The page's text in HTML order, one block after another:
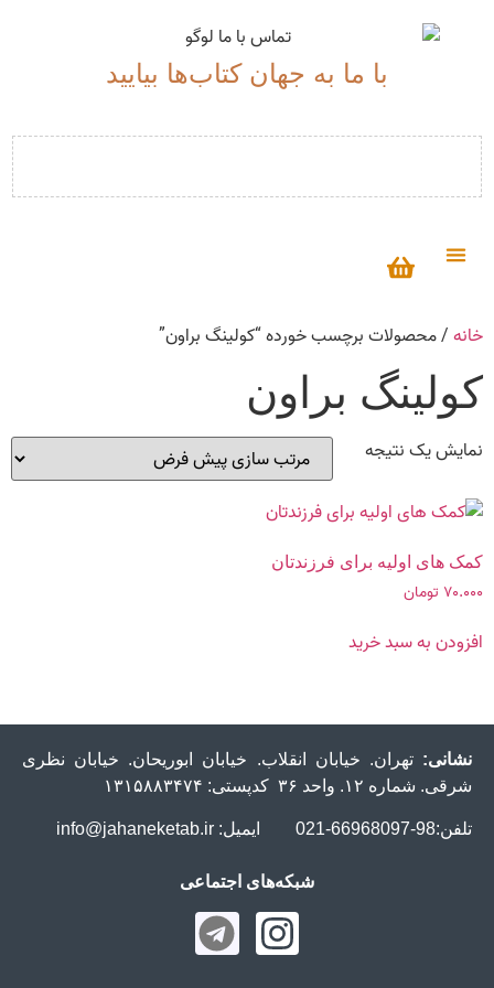
با ما به جهان کتاب‌ها بیایید
خانه / محصولات برچسب خورده “کولینگ براون”
کولینگ براون
نمایش یک نتیجه
کمک های اولیه برای فرزندتان
۷۰.۰۰۰ تومان
افزودن به سبد خرید
نشانی: تهران. خیابان انقلاب. خیابان ابوریحان. خیابان نظری
شرقی. شماره ۱۲. واحد ۳۶ کدپستی: ۱۳۱۵۸۸۳۴۷۴
تلفن:98-66968097-021 ایمیل: info@jahaneketab.ir
شبکه‌های اجتماعی